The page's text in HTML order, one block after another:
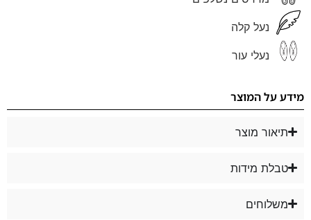
נעל קלה
נעלי עור
מידע על המוצר
תיאור מוצר
טבלת מידות
משלוחים